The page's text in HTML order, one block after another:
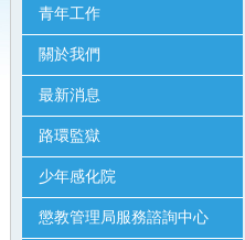
青年工作
關於我們
最新消息
路環監獄
少年感化院
懲教管理局服務諮詢中心